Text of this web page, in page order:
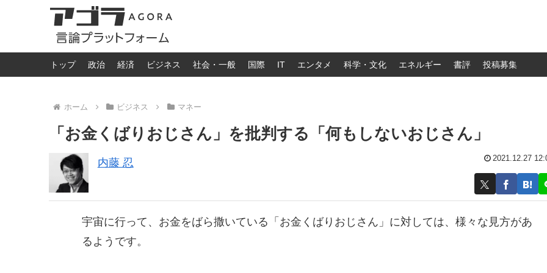
トップ 政治 経済 ビジネス 社会・一般 国際 IT エンタメ 科学・文化 エネルギー 書評 投稿募集
ホーム ビジネス マネー
「お金くばりおじさん」を批判する「何もしないおじさん」
内藤 忍 2021.12.27
宇宙に行って、お金をばら撒いている「お金くばりおじさん」に対しては、様々な見方があ
るようです。